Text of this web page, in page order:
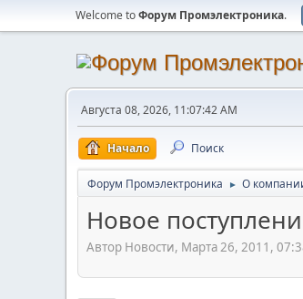
Welcome toФорум Промэлектроника.
Августа 08, 2026, 11:07:42 AM
Начало Поиск
Форум Промэлектроника ► О
Новое
Автор Новости, Марта 26, 2011,